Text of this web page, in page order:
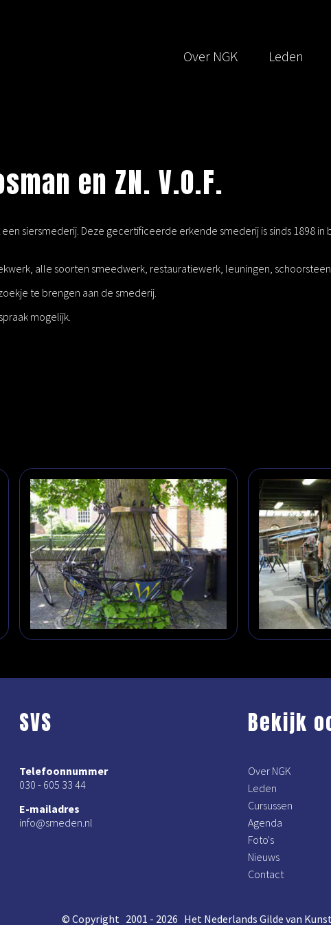
Over NGK Leden
en ZN. V.O.F.
siersmederij. Deze gecertificeerde erkende smederij is sinds 1898
alle soorten smeedwerk, restauratiewerk, leuningen,
te brengen aan de smederij.
mogelijk.
SVS
Telefoonnummer
030 - 605 33 44
E-mailadres
info@smeden.nl
Bekijk
Over NGK
Leden
Cursussen
Agenda
Foto's
Nieuws
Contact
© Copyright 2001 - 2026 Het Nederlands Gilde van